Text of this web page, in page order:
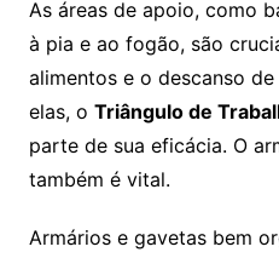
As áreas de apoio, como
à pia e ao fogão, são
alimentos e o descanso
elas, o Triângulo de
parte de sua eficácia. O
também é vital.
Armários e gavetas bem